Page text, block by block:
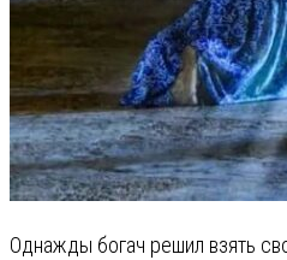
Однажды богач решил взять